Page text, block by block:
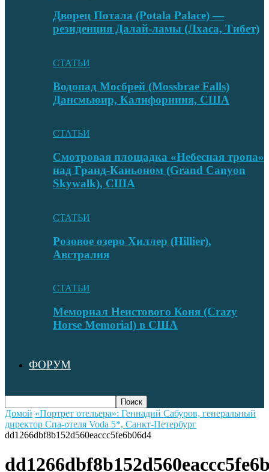
Дворец Потала (Potala Palace) —
резиденция Далай-ламы (Лхаса, Тибет)
СТАТЬИ
Водопад Мосбрей (Mossbrae Falls)
Дансмьюир, Калифорниия, США
СТАТЬИ
Смотровая площадка «Небесная тропа»
над Гранд-Каньоном (Grand Canyon
Skywalk), США
СТАТЬИ
Розовое озеро Хиллер (Hillier),
Австралия
СТАТЬИ
Мемориал Неистового Коня (Crazy
Horse Memorial) в США
ФОРУМ
Домой «Портрет отельера»: Геннадий Сабуров, генеральный
директор Спа-отеля Voda 5*, Санкт-Петербург
dd1266dbf8b152d560eaccc5fe6b06d4